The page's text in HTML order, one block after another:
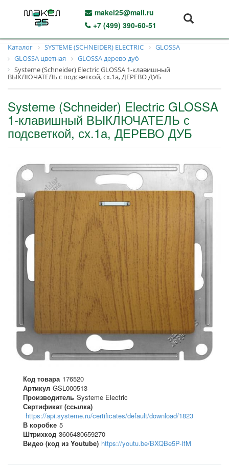
makel25@mail.ru
+7 (499) 390-60-51
Каталог SYSTEME (SCHNEIDER) ELECTRIC
GLOSSA
GLOSSA цветная
GLOSSA дерево дуб
Systeme (Schneider) Electric GLOSSA 1-клавишный
ВЫКЛЮЧАТЕЛЬ с подсветкой, сх.1а, ДЕРЕВО ДУБ
Systeme (Schneider) Electric GLOSSA
1-клавишный ВЫКЛЮЧАТЕЛЬ с
подсветкой, сх.1а, ДЕРЕВО ДУБ
Код товара 176520
Артикул GSL000513
Производитель Systeme Electric
Сертификат (ссылка)
https://api.systeme.ru/certificates/default/download/1823
В коробке 5
Штрихкод 3606480659270
Видео (код из Youtube) https://youtu.be/BXQBe5P-IfM